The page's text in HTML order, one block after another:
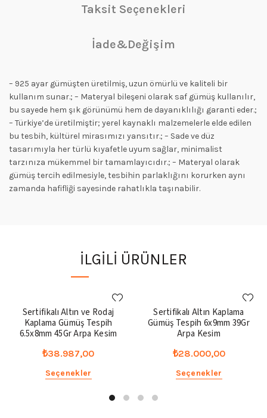
Taksit Seçenekleri
İade&Değişim
– 925 ayar gümüşten üretilmiş, uzun ömürlü ve kaliteli bir
kullanım sunar.; – Materyal bileşeni olarak saf gümüş kullanılır,
bu sayede hem şık görünümü hem de dayanıklılığı garanti eder.;
– Türkiye’de üretilmiştir; yerel kaynaklı malzemelerle elde edilen
bu tesbih, kültürel mirasımızı yansıtır.; – Sade ve düz
tasarımıyla her türlü kıyafetle uyum sağlar, minimalist
tarzınıza mükemmel bir tamamlayıcıdır.; – Materyal olarak
gümüş tercih edilmesiyle, tesbihin parlaklığını korurken aynı
zamanda hafifliği sayesinde rahatlıkla taşınabilir.
İLGILI ÜRÜNLER
Sertifikalı Altın ve Rodaj
Kaplama Gümüş Tespih
6.5x8mm 45Gr Arpa Kesim
₺38.987,00
Seçenekler
Sertifikalı Altın Kaplama
Gümüş Tespih 6x9mm 39Gr
Arpa Kesim
₺28.000,00
Seçenekler